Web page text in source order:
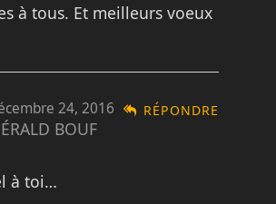
à tous. Et meilleurs voeux
RÉPONDRE
24, 2016
BOUF
à toi…